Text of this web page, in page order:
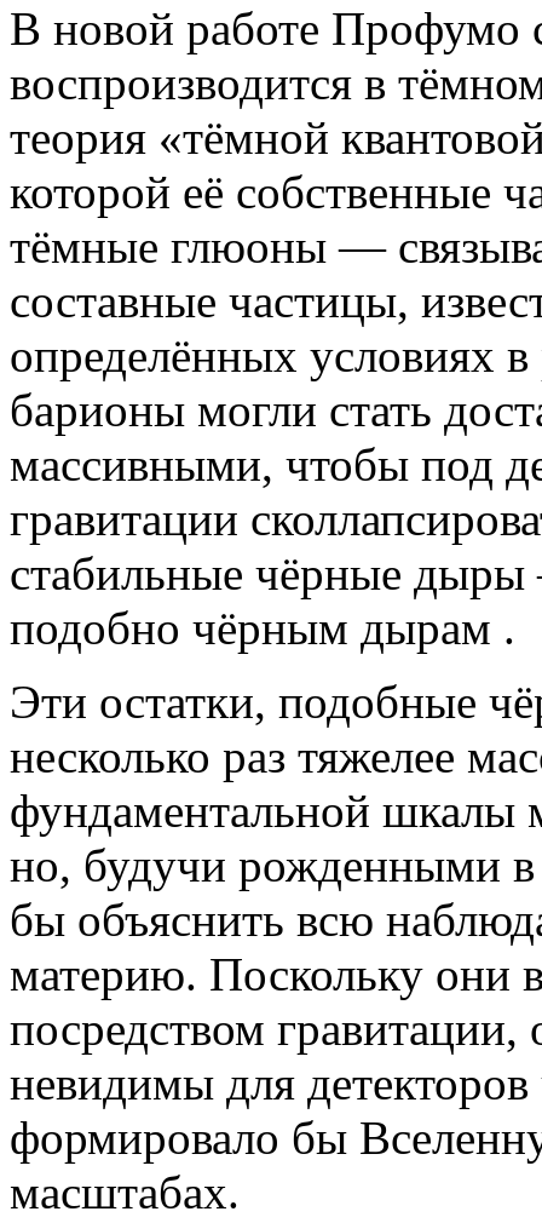
В новой работе Профумо
воспроизводится в
теория «тёмной
которой её собственные
тёмные глюоны —
составные частицы,
определённых условиях
барионы могли стать
массивными, чтобы под
гравитации
стабильные чёрные
подобно чёрным дырам .
Эти остатки, подобные
несколько раз тяжелее
фундаментальной шкалы
но, будучи рожденными
бы объяснить всю
материю. Поскольку они
посредством
невидимы для
формировало бы
масштабах.